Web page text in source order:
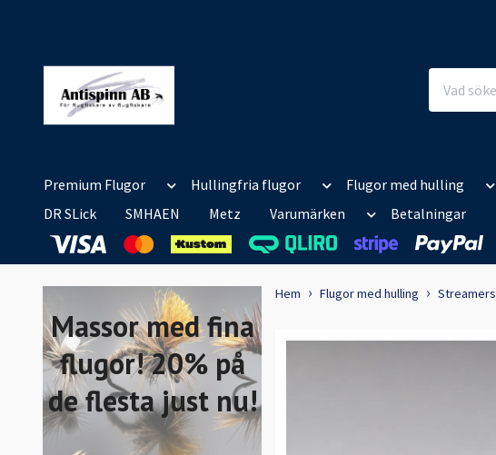
Premium Flugor Hullingfria flugor Flugor med hulling
DR SLick
SMHAEN Metz Varumärken Betalningar
Massor med fina
flugor! 20% på
de flesta just nu!
Hem Flugor med hulling Streamers